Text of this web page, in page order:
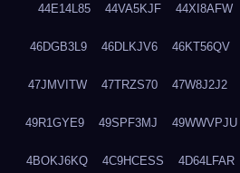
44E14L85 44VA5KJF 44XI8AFW
46DGB3L9 46DLKJV6 46KT56QV
47JMVITW 47TRZS70 47W8J2J2
49R1GYE9 49SPF3MJ 49WWVPJU
4BOKJ6KQ 4C9HCESS 4D64LFAR